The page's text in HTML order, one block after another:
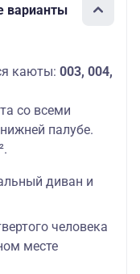
варианты
каюты: 003, 004,
со всеми
палубе.
диван и
человека
месте